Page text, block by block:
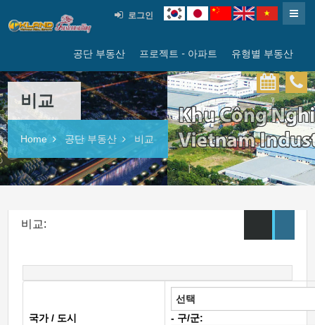
로그인
공단 부동산 프로젝트 - 아파트 유형별 부동산
비교
Home 공단 부동산 비교
비교:
국가 / 도시
선택
- 구/군: